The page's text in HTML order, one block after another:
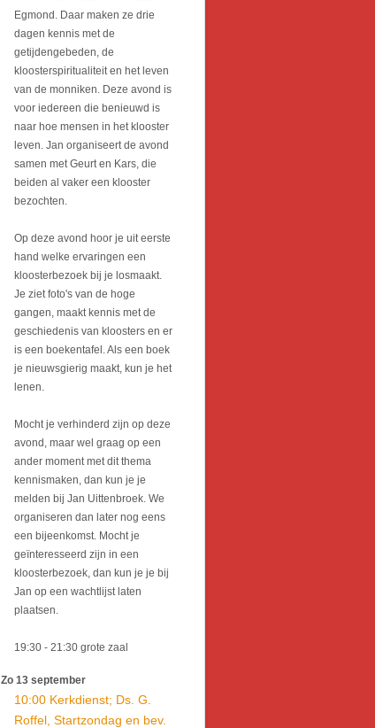
Egmond. Daar maken ze drie
dagen kennis met de
getijdengebeden, de
kloosterspiritualiteit en het leven
van de monniken. Deze avond is
voor iedereen die benieuwd is
naar hoe mensen in het klooster
leven. Jan organiseert de avond
samen met Geurt en Kars, die
beiden al vaker een klooster
bezochten.
Op deze avond hoor je uit eerste
hand welke ervaringen een
kloosterbezoek bij je losmaakt.
Je ziet foto's van de hoge
gangen, maakt kennis met de
geschiedenis van kloosters en er
is een boekentafel. Als een boek
je nieuwsgierig maakt, kun je het
lenen.
Mocht je verhinderd zijn op deze
avond, maar wel graag op een
ander moment met dit thema
kennismaken, dan kun je je
melden bij Jan Uittenbroek. We
organiseren dan later nog eens
een bijeenkomst. Mocht je
geïnteresseerd zijn in een
kloosterbezoek, dan kun je je bij
Jan op een wachtlijst laten
plaatsen.
19:30 - 21:30grote zaal
Zo 13 september
10:00 Kerkdienst; Ds. G.
Roffel, Startzondag en bev.